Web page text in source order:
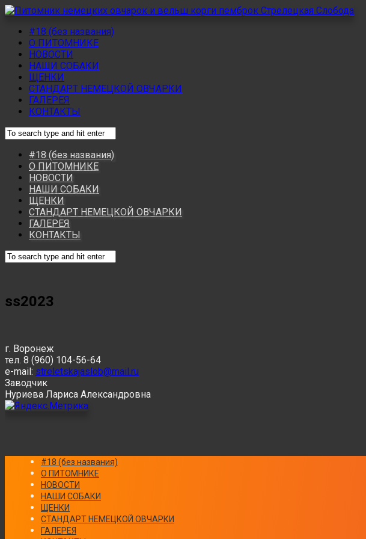
#18 (без названия)
О ПИТОМНИКЕ
НОВОСТИ
НАШИ СОБАКИ
ЩЕНКИ
СТАНДАРТ НЕМЕЦКОЙ ОВЧАРКИ
ГАЛЕРЕЯ
КОНТАКТЫ
#18 (без названия)
О ПИТОМНИКЕ
НОВОСТИ
НАШИ СОБАКИ
ЩЕНКИ
СТАНДАРТ НЕМЕЦКОЙ ОВЧАРКИ
ГАЛЕРЕЯ
КОНТАКТЫ
ss2023
г. Воронеж
тел. 8 (960) 104-56-64
e-mail: streletskajaslob@mail.ru
Заводчик
Нуриева Лариса Александровна
#18 (без названия)
О ПИТОМНИКЕ
НОВОСТИ
НАШИ СОБАКИ
ЩЕНКИ
СТАНДАРТ НЕМЕЦКОЙ ОВЧАРКИ
ГАЛЕРЕЯ